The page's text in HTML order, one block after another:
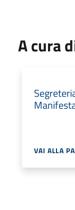
A cura
VAI ALLA